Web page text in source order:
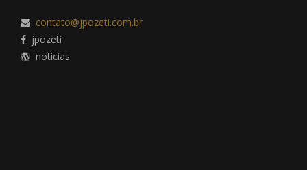
contato@jpozeti.com.br
jpozeti
notícias